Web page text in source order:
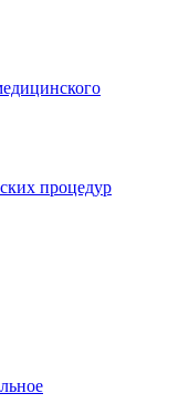
процедур